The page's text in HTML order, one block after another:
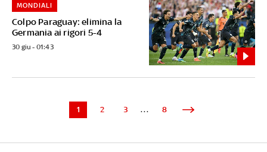
Colpo Paraguay: elimina la
Germania ai rigori 5-4
MONDIALI
30 giu - 01:43
1 2 3 ... 8